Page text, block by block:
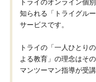
トライのオンライン個
知られる「トライグル
サービスです。
トライの「一人ひとり
よる教育」の理念はそ
マンツーマン指導が受講